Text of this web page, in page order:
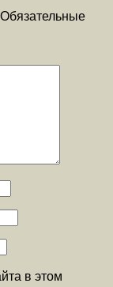
Обязательные
в этом